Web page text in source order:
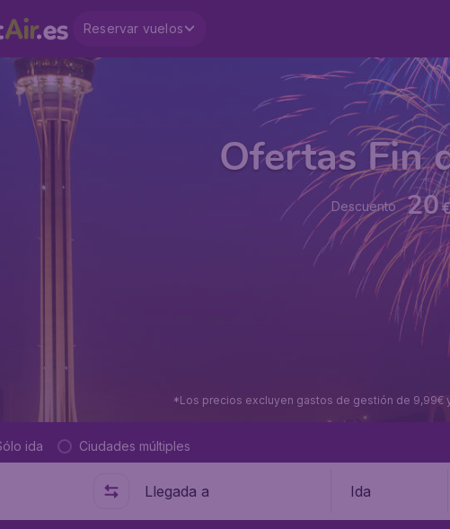
Reservar vuelos
Ofertas Fin
Descuento 20
*Los precios excluyen gastos de gestión de 9,99€
ida Ciudades múltiples
A dónde Ida